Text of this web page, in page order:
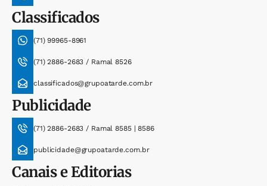
Classificados
(71) 99965-8961
(71) 2886-2683 / Ramal 8526
classificados@grupoatarde.com.br
Publicidade
(71) 2886-2683 / Ramal 8585 | 8586
publicidade@grupoatarde.com.br
Canais e Editorias